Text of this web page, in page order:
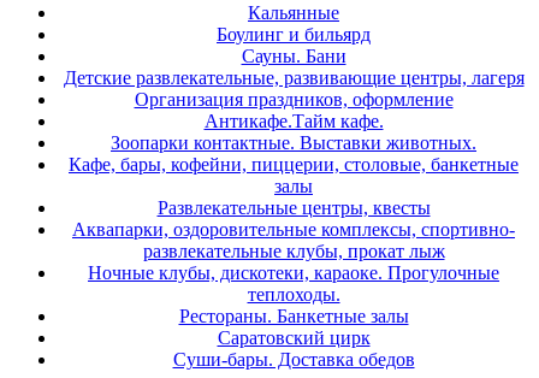
Кальянные
Боулинг и бильярд
Сауны. Бани
Детские развлекательные, развивающие центры, лагеря
Организация праздников, оформление
Антикафе.Тайм кафе.
Зоопарки контактные. Выставки животных.
Кафе, бары, кофейни, пиццерии, столовые, банкетные
залы
Развлекательные центры, квесты
Аквапарки, оздоровительные комплексы, спортивно-
развлекательные клубы, прокат лыж
Ночные клубы, дискотеки, караоке. Прогулочные
теплоходы.
Рестораны. Банкетные залы
Саратовский цирк
Суши-бары. Доставка обедов